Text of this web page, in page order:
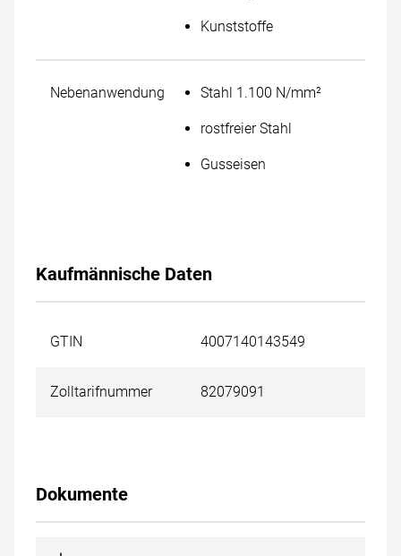
Kunststoffe
Nebenanwendung Stahl 1.100 N/mm²
rostfreier Stahl
Gusseisen
Kaufmännische Daten
GTIN 4007140143549
Zolltarifnummer 82079091
Dokumente